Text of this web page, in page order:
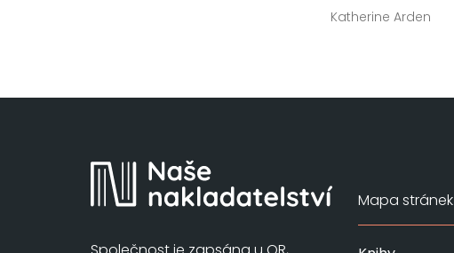
Katherine Arden
Mapa stránek